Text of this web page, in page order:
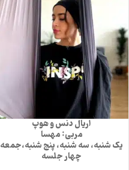
اریال دنس و هوپ
مربی: مهسا
یک شنبه، سه شنبه، پنج شنبه،جمعه
چهار جلسه